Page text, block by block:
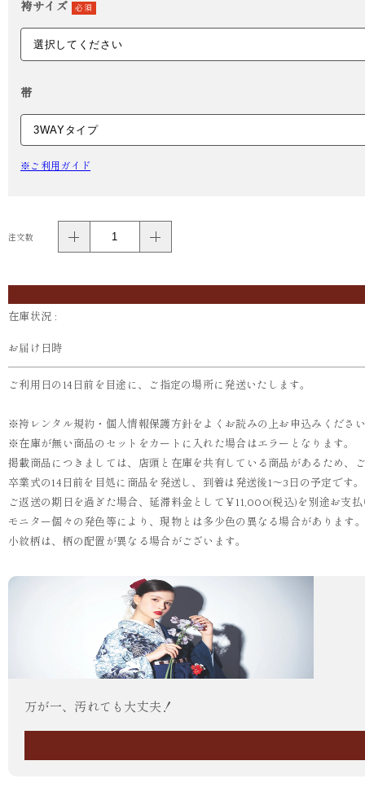
袴サイズ 必須
帯
※ご利用ガイド
注文数
在庫状況 :
お届け日時
ご利用日の14日前を目途に、ご指定の場所に発送いたします。
※袴レンタル規約・個人情報保護方針をよくお読みの上お申込みくださ
※在庫が無い商品のセットをカートに入れた場合はエラーとなります。
掲載商品につきましては、店頭と在庫を共有している商品があるため
卒業式の14日前を目処に商品を発送し、到着は発送後1～3日の予定で
ご返送の期日を過ぎた場合、延滞料金として￥11,000(税込)を別途お支
モニター個々の発色等により、現物とは多少色の異なる場合があります。
小紋柄は、柄の配置が異なる場合がございます。
万が一、汚れても大丈夫！